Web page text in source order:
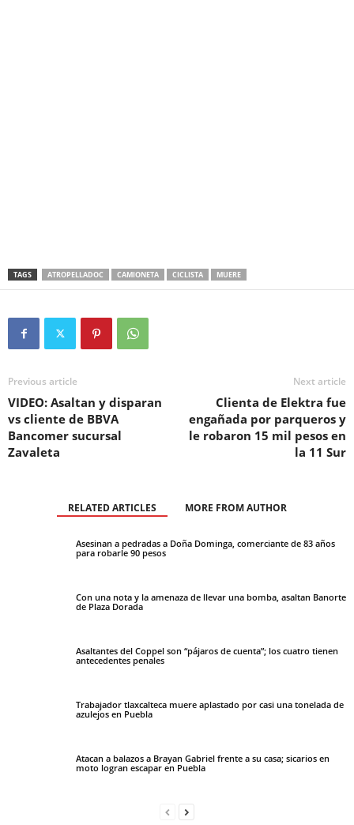
TAGS ATROPELLADOC CAMIONETA CICLISTA MUERE
Previous article
VIDEO: Asaltan y disparan
vs cliente de BBVA
Bancomer sucursal
Zavaleta
Next article
Clienta de Elektra fue
engañada por parqueros y
le robaron 15 mil pesos en
la 11 Sur
RELATED ARTICLES MORE FROM AUTHOR
Asesinan a pedradas a Doña Dominga, comerciante de 83 años
para robarle 90 pesos
Con una nota y la amenaza de llevar una bomba, asaltan Banorte
de Plaza Dorada
Asaltantes del Coppel son “pájaros de cuenta”; los cuatro tienen
antecedentes penales
Trabajador tlaxcalteca muere aplastado por casi una tonelada de
azulejos en Puebla
Atacan a balazos a Brayan Gabriel frente a su casa; sicarios en
moto logran escapar en Puebla